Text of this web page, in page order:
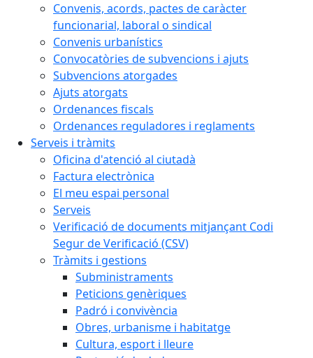
Convenis, acords, pactes de caràcter
funcionarial, laboral o sindical
Convenis urbanístics
Convocatòries de subvencions i ajuts
Subvencions atorgades
Ajuts atorgats
Ordenances fiscals
Ordenances reguladores i reglaments
Serveis i tràmits
Oficina d'atenció al ciutadà
Factura electrònica
El meu espai personal
Serveis
Verificació de documents mitjançant Codi
Segur de Verificació (CSV)
Tràmits i gestions
Subministraments
Peticions genèriques
Padró i convivència
Obres, urbanisme i habitatge
Cultura, esport i lleure